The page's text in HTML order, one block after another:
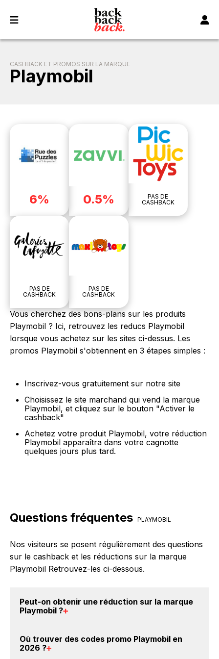
CASHBACK ET PROMOS SUR LA MARQUE
Playmobil
6% 0.5%
PAS DE
CASHBACK
PAS DE
CASHBACK
PAS DE
CASHBACK
Vous cherchez des bons-plans sur les produits
Playmobil ? Ici, retrouvez les reducs Playmobil
lorsque vous achetez sur les sites ci-dessus. Les
promos Playmobil s'obtiennent en 3 étapes simples :
Inscrivez-vous gratuitement sur notre site
Choisissez le site marchand qui vend la marque
Playmobil, et cliquez sur le bouton "Activer le
cashback"
Achetez votre produit Playmobil, votre réduction
Playmobil apparaîtra dans votre cagnotte
quelques jours plus tard.
Questions fréquentes PLAYMOBIL
Nos visiteurs se posent régulièrement des questions
sur le cashback et les réductions sur la marque
Playmobil Retrouvez-les ci-dessous.
Peut-on obtenir une réduction sur la marque
Playmobil ?
crédités sur votre cagnotte BackBackBack lorsque
Où trouver des codes promo Playmobil en
2026 ?